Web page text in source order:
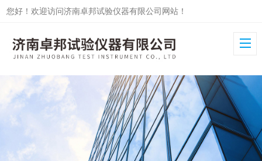
您好！欢迎访问济南卓邦试验仪器有限公司网站！